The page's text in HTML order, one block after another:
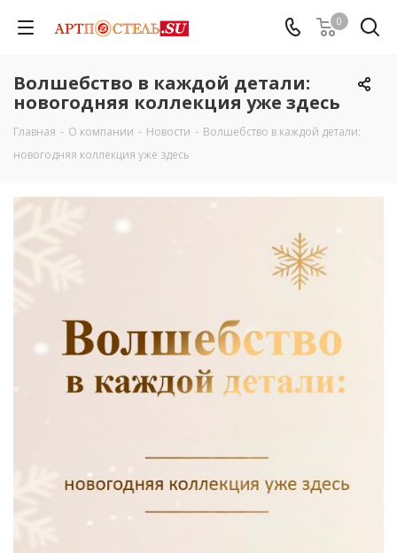
0
Волшебство в каждой детали:
новогодняя коллекция уже здесь
Главная - О компании - Новости - Волшебство в каждой детали:
новогодняя коллекция уже здесь